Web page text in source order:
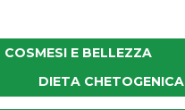
COSMESI E BELLEZZA
DIETA CHETOGENICA